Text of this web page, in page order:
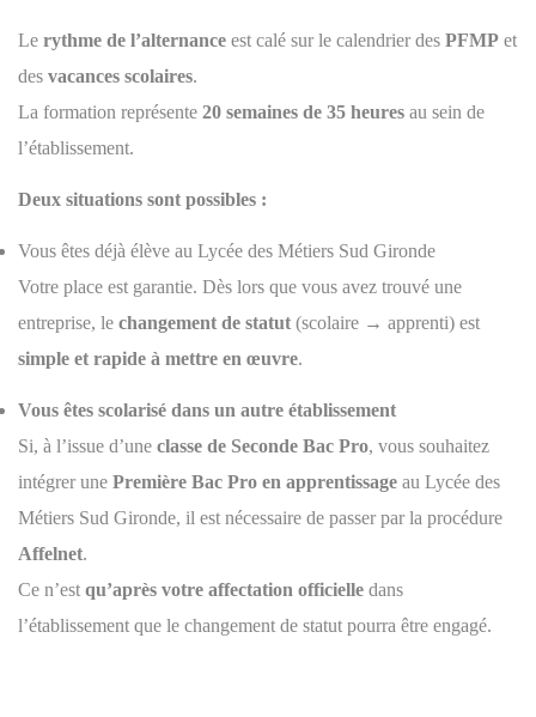
Le rythme de l’alternance est calé sur le calendrier des PFMP et
des vacances scolaires.
La formation représente 20 semaines de 35 heures au sein de
l’établissement.
Deux situations sont possibles :
Vous êtes déjà élève au Lycée des Métiers Sud Gironde
Votre place est garantie. Dès lors que vous avez trouvé une
entreprise, le changement de statut (scolaire → apprenti) est
simple et rapide à mettre en œuvre.
Vous êtes scolarisé dans un autre établissement
Si, à l’issue d’une classe de Seconde Bac Pro, vous souhaitez
intégrer une Première Bac Pro en apprentissage au Lycée des
Métiers Sud Gironde, il est nécessaire de passer par la procédure
Affelnet.
Ce n’est qu’après votre affectation officielle dans
l’établissement que le changement de statut pourra être engagé.